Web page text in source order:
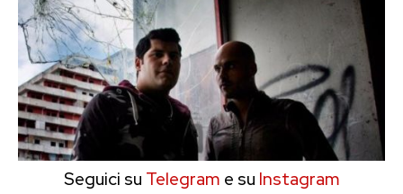
Seguici su Telegram e su Instagram